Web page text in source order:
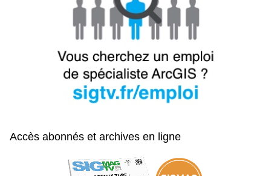
Accès abonnés et archives en ligne